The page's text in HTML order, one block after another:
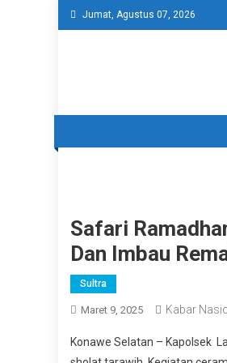
Skip
to
Jumat, Agustus 07, 2026
Safari
Dan Imbau
Sultra
Maret 9, 2025 Kabar
Konawe Selatan – Kapolsek